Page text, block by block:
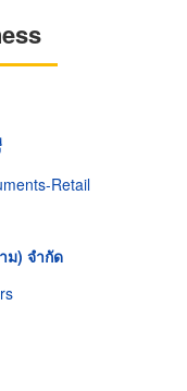
Retail
ม) จำกัด